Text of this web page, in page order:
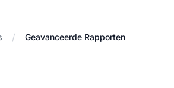
/ Geavanceerde Rapporten